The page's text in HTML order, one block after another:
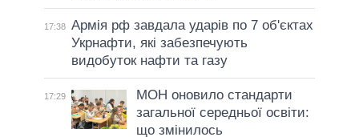
17:38 Армія рф завдала ударів по 7 об'єктах
Укрнафти, які забезпечують
видобуток нафти та газу
17:29
МОН оновило стандарти
загальної середньої освіти:
що змінилось